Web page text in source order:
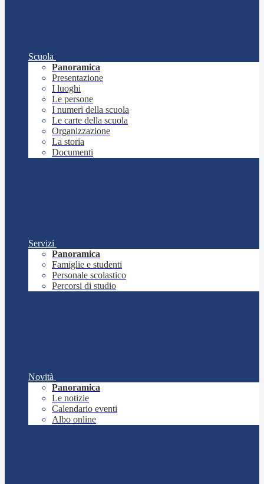
Scuola
Panoramica
Presentazione
I luoghi
Le persone
I numeri della scuola
Le carte della scuola
Organizzazione
La storia
Documenti
Servizi
Panoramica
Famiglie e studenti
Personale scolastico
Percorsi di studio
Novità
Panoramica
Le notizie
Calendario eventi
Albo online